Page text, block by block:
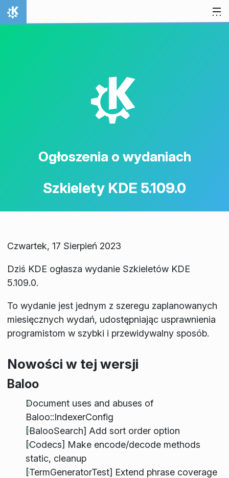
Przejdź to treści
Strona domowa
K
Ogłoszenia o wydaniach
Szkielety KDE 5.109.0
Czwartek, 17 Sierpień 2023
Dziś KDE ogłasza wydanie Szkieletów KDE
5.109.0.
To wydanie jest jednym z szeregu zaplanowanych
miesięcznych wydań, udostępniając usprawnienia
programistom w szybki i przewidywalny sposób.
Nowości w tej wersji
Baloo
Document uses and abuses of
Baloo::IndexerConfig
[BalooSearch] Add sort order option
[Codecs] Make encode/decode methods
static, cleanup
[TermGeneratorTest] Extend phrase coverage